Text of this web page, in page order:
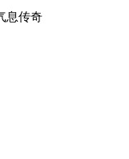
息传奇